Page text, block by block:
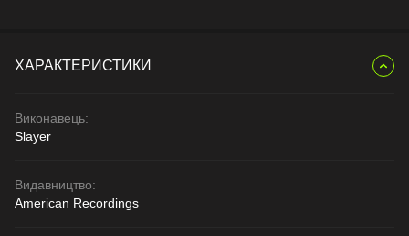
ХАРАКТЕРИСТИКИ
Виконавець:
Slayer
Видавництво:
American Recordings